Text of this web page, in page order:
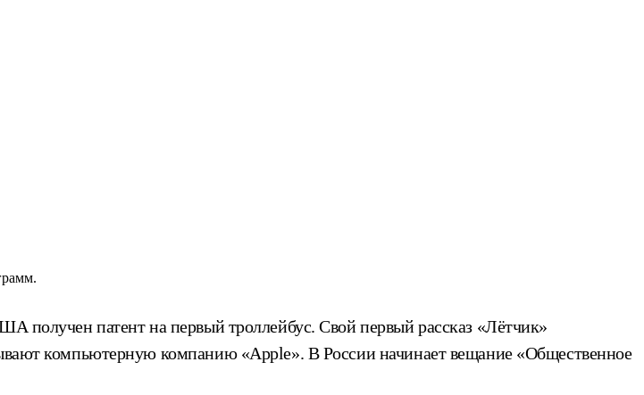
патент на первый троллейбус. Свой первый рассказ «Лётчик»
компьютерную компанию «Apple». В России начинает вещание «Общественное